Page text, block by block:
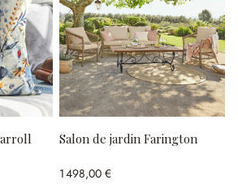
Salon de jardin Farington
1 498,00 €